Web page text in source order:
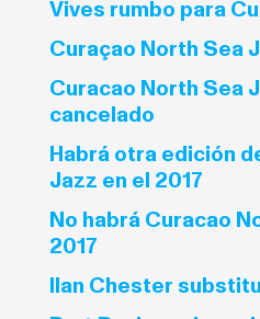
Vives rumbo para
Curaçao North Sea
Curacao North Sea
cancelado
Habrá otra edición
Jazz en el 2017
No habrá Curacao
2017
Ilan Chester